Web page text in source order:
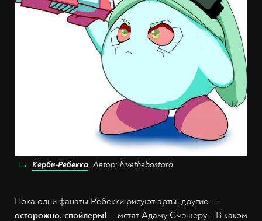
Кёрби-Ребекка. Автор: hivethebastard
Пока одни фанаты Ребекки рисуют арты, другие —
осторожно, спойлеры! — мстят Адаму Смэшеру... В каком